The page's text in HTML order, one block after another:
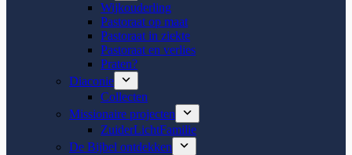
Wijkouderling
Pastoraat op maat
Pastoraat in ziekte
Pastoraat en verlies
Praten?
Diaconie
Collecten
Missionaire projecten
ZuiderLichtFamilie
De Bijbel ontdekken